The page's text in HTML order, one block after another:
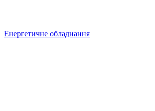
Енергетичне обладнання